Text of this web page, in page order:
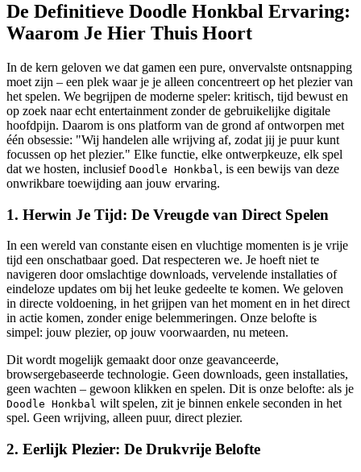
De Definitieve Doodle Honkbal Ervaring:
Waarom Je Hier Thuis Hoort
In de kern geloven we dat gamen een pure, onvervalste ontsnapping
moet zijn – een plek waar je je alleen concentreert op het plezier van
het spelen. We begrijpen de moderne speler: kritisch, tijd bewust en
op zoek naar echt entertainment zonder de gebruikelijke digitale
hoofdpijn. Daarom is ons platform van de grond af ontworpen met
één obsessie: "Wij handelen alle wrijving af, zodat jij je puur kunt
focussen op het plezier." Elke functie, elke ontwerpkeuze, elk spel
dat we hosten, inclusief Doodle Honkbal , is een bewijs van deze
onwrikbare toewijding aan jouw ervaring.
1. Herwin Je Tijd: De Vreugde van Direct Spelen
In een wereld van constante eisen en vluchtige momenten is je vrije
tijd een onschatbaar goed. Dat respecteren we. Je hoeft niet te
navigeren door omslachtige downloads, vervelende installaties of
eindeloze updates om bij het leuke gedeelte te komen. We geloven
in directe voldoening, in het grijpen van het moment en in het direct
in actie komen, zonder enige belemmeringen. Onze belofte is
simpel: jouw plezier, op jouw voorwaarden, nu meteen.
Dit wordt mogelijk gemaakt door onze geavanceerde,
browsergebaseerde technologie. Geen downloads, geen installaties,
geen wachten – gewoon klikken en spelen. Dit is onze belofte: als je
Doodle Honkbal wilt spelen, zit je binnen enkele seconden in het
spel. Geen wrijving, alleen puur, direct plezier.
2. Eerlijk Plezier: De Drukvrije Belofte